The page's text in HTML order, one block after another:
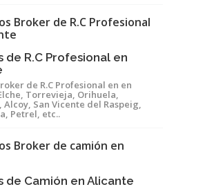
de R.C Profesional en
de R.C Profesional en en
Torrevieja, Orihuela,
Alcoy, San Vicente del Raspeig,
Petrel, etc..
de Camión en Alicante